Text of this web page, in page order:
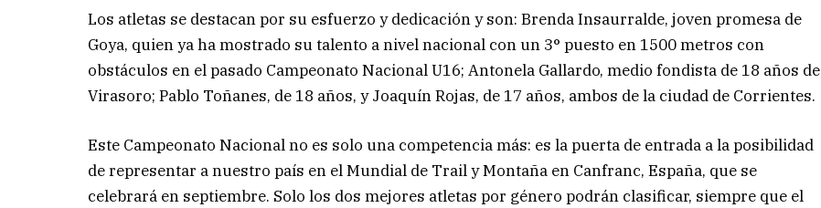
Los atletas se destacan por su esfuerzo y dedicación y son: Brenda Insaurralde, joven promesa de
Goya, quien ya ha mostrado su talento a nivel nacional con un 3° puesto en 1500 metros con
obstáculos en el pasado Campeonato Nacional U16; Antonela Gallardo, medio fondista de 18 años de
Virasoro; Pablo Toñanes, de 18 años, y Joaquín Rojas, de 17 años, ambos de la ciudad de Corrientes.
Este Campeonato Nacional no es solo una competencia más: es la puerta de entrada a la posibilidad
de representar a nuestro país en el Mundial de Trail y Montaña en Canfranc, España, que se
celebrará en septiembre. Solo los dos mejores atletas por género podrán clasificar, siempre que el